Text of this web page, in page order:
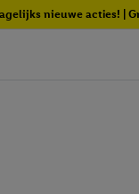
nieuwe acties! |